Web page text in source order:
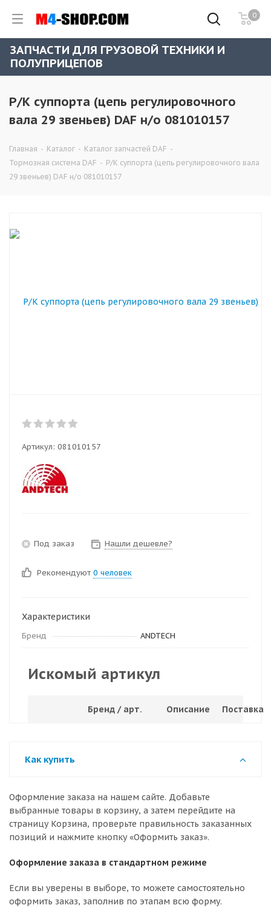
0
ЗАПЧАСТИ ДЛЯ ГРУЗОВОЙ ТЕХНИКИ И
ПОЛУПРИЦЕПОВ
Р/К суппорта (цепь регулировочного
вала 29 звеньев) DAF н/о 081010157
Главная - Каталог - Каталог запчастей DAF -
Тормозная система DAF - Р/К суппорта (цепь регулировочного вала
29 звеньев) DAF н/о 081010157
Артикул: 081010157
Под заказ Нашли дешевле?
Рекомендуют 0 человек
Характеристики
Бренд ANDTECH
Искомый артикул
Бренд / арт. Описание Поставка
Как купить
Оформление заказа на нашем сайте. Добавьте
выбранные товары в корзину, а затем перейдите на
страницу Корзина, проверьте правильность заказанных
позиций и нажмите кнопку «Оформить заказ».
Оформление заказа в стандартном режиме
Если вы уверены в выборе, то можете самостоятельно
оформить заказ, заполнив по этапам всю форму.